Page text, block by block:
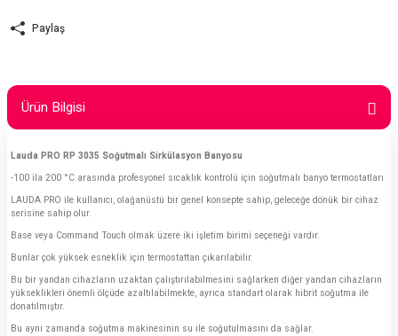
Paylaş
Ürün Bilgisi
Lauda PRO RP 3035 Soğutmalı Sirkülasyon Banyosu
-100 ila 200 °C arasında profesyonel sıcaklık kontrolü için soğutmalı banyo termostatları
LAUDA PRO ile kullanıcı, olağanüstü bir genel konsepte sahip, geleceğe dönük bir cihaz
serisine sahip olur.
Base veya Command Touch olmak üzere iki işletim birimi seçeneği vardır.
Bunlar çok yüksek esneklik için termostattan çıkarılabilir.
Bu bir yandan cihazların uzaktan çalıştırılabilmesini sağlarken diğer yandan cihazların
yükseklikleri önemli ölçüde azaltılabilmekte, ayrıca standart olarak hibrit soğutma ile
donatılmıştır.
Bu aynı zamanda soğutma makinesinin su ile soğutulmasını da sağlar.